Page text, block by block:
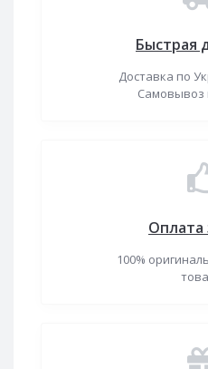
Быстрая
Доставка по
Самовывоз
Оплата
100%